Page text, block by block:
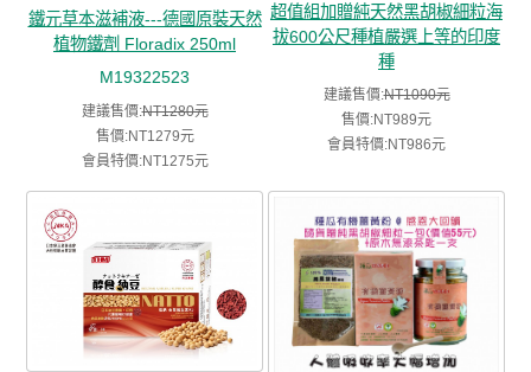
鐵元草本滋補液---德國原裝天然
植物鐵劑 Floradix 250ml
M19322523
建議售價:NT1280元
售價:NT1279元
會員特價:NT1275元
超值組加贈純天然黑胡椒細粒海
拔600公尺種植嚴選上等的印度
種
建議售價:NT1090元
售價:NT989元
會員特價:NT986元